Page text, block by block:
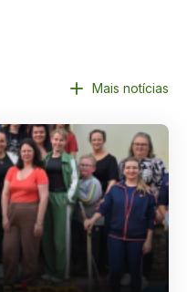
Mais notícias